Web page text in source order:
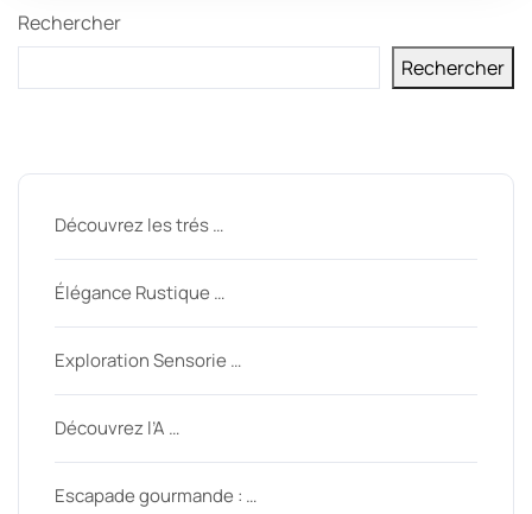
Rechercher
Rechercher
Découvrez les trés …
Élégance Rustique …
Exploration Sensorie …
Découvrez l’A …
Escapade gourmande : …